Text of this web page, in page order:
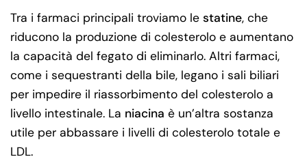
Tra i farmaci principali troviamo le statine, che
riducono la produzione di colesterolo e aumentano
la capacità del fegato di eliminarlo. Altri farmaci,
come i sequestranti della bile, legano i sali biliari
per impedire il riassorbimento del colesterolo a
livello intestinale. La niacina è un’altra sostanza
utile per abbassare i livelli di colesterolo totale e
LDL.